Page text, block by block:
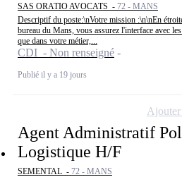
SAS ORATIO AVOCATS - 72 - MANS
Descriptif du poste:\nVotre mission :\n\nEn
bureau du Mans, vous assurez l'interface avec
que dans votre métier,...
CDI - Non renseigné
Publié il y a 19 jours
Agent Administratif
Logistique H/F
SEMENTAL - 72 - MANS